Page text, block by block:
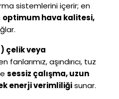
sistemlerini içerir; en
optimum hava kalitesi,
çelik veya
fanlarımız, aşındırıcı, tuz
sessiz çalışma, uzun
enerji verimliliğisunar.